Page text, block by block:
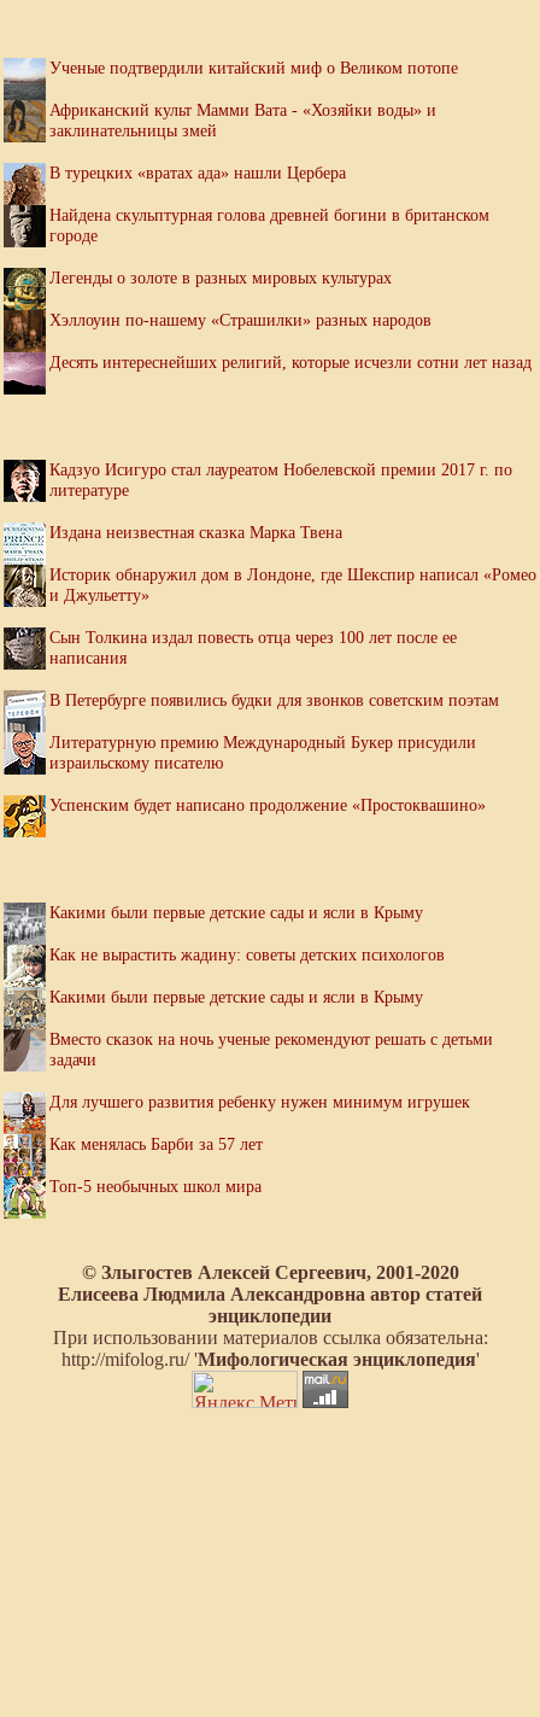
Ученые подтвердили китайский миф о Великом потопе
Африканский культ Мамми Вата - «Хозяйки воды» и
заклинательницы змей
В турецких «вратах ада» нашли Цербера
Найдена скульптурная голова древней богини в британском
городе
Легенды о золоте в разных мировых культурах
Хэллоуин по-нашему «Страшилки» разных народов
Десять интереснейших религий, которые исчезли сотни лет назад
Кадзуо Исигуро стал лауреатом Нобелевской премии 2017 г. по
литературе
Издана неизвестная сказка Марка Твена
Историк обнаружил дом в Лондоне, где Шекспир написал «Ромео
и Джульетту»
Сын Толкина издал повесть отца через 100 лет после ее
написания
В Петербурге появились будки для звонков советским поэтам
Литературную премию Международный Букер присудили
израильскому писателю
Успенским будет написано продолжение «Простоквашино»
Какими были первые детские сады и ясли в Крыму
Как не вырастить жадину: советы детских психологов
Какими были первые детские сады и ясли в Крыму
Вместо сказок на ночь ученые рекомендуют решать с детьми
задачи
Для лучшего развития ребенку нужен минимум игрушек
Как менялась Барби за 57 лет
Топ-5 необычных школ мира
© Злыгостев Алексей Сергеевич, 2001-2020
Елисеева Людмила Александровна автор статей
энциклопедии
При использовании материалов ссылка обязательна:
http://mifolog.ru/ 'Мифологическая энциклопедия'